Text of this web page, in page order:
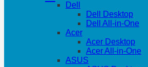
Dell
Dell Desktop
Dell All-in-One
Acer
Acer Desktop
Acer All-in-One
ASUS